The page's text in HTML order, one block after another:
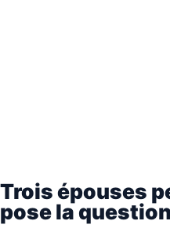
Trois épouses
pose la